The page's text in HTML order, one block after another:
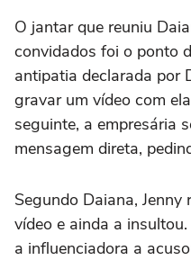
O jantar que reuniu
convidados foi o ponto
antipatia declarada por
gravar um vídeo com
seguinte, a empresária
mensagem direta,
Segundo Daiana,
vídeo e ainda a
a influenciadora a